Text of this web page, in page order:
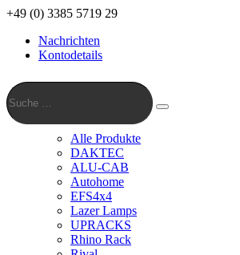
+49 (0) 3385 5719 29
Nachrichten
Kontodetails
Suche
…
Suche
Alle Produkte
DAKTEC
ALU-CAB
Autohome
EFS4x4
Lazer Lamps
UPRACKS
Rhino Rack